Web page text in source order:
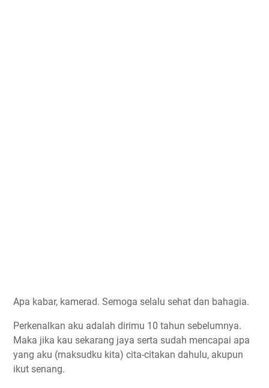
Apa kabar, kamerad. Semoga selalu sehat dan bahagia.
Perkenalkan aku adalah dirimu 10 tahun sebelumnya.
Maka jika kau sekarang jaya serta sudah mencapai apa
yang aku (maksudku kita) cita-citakan dahulu, akupun
ikut senang.